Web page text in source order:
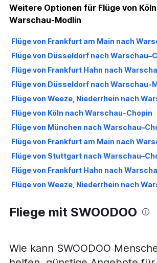
Weitere Optionen für Flüge von
Warschau-Modlin
Flüge von Frankfurt am Main nach
Flüge von Düsseldorf nach
Flüge von Frankfurt Hahn nach
Flüge von Düsseldorf nach Warschau-
Flüge von Weeze, Niederrhein nach
Flüge von Köln nach Warschau–Chopin
Flüge von München nach
Flüge von Frankfurt am Main nach
Flüge von Stuttgart nach
Flüge von Frankfurt Hahn nach
Flüge von Weeze, Niederrhein nach
Flüge von München nach Warschau-
Fliege mit SWOODOO
Wie kann SWOODOO